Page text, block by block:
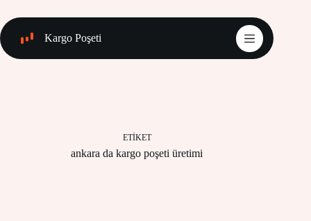
content
Kargo Poşeti
ETIKET
ankara da kargo poşeti üretimi